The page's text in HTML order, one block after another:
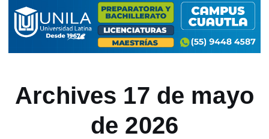
Archives 17 de mayo
de 2026